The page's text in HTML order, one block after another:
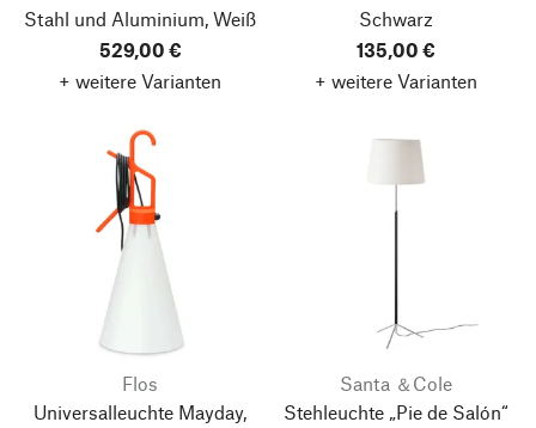
Stahl und Aluminium, Weiß
529,00 €
+ weitere Varianten
Schwarz
135,00 €
+ weitere Varianten
Flos
Universalleuchte Mayday,
Santa ＆Cole
Stehleuchte „Pie de Salón“